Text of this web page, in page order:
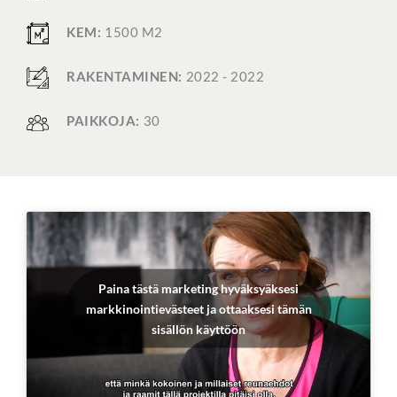
KEM: 1500 M2
RAKENTAMINEN: 2022 - 2022
PAIKKOJA: 30
Paina tästä marketing hyväksyäksesi
markkinointievästeet ja ottaaksesi tämän
sisällön käyttöön